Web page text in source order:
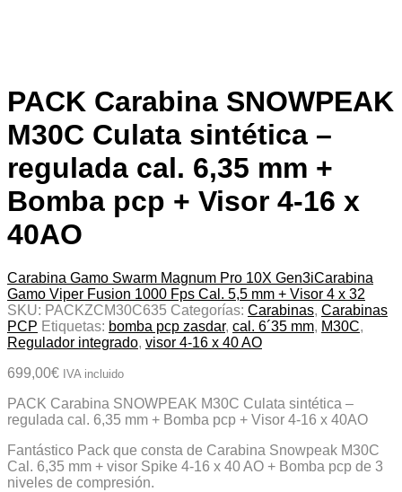
PACK Carabina SNOWPEAK
M30C Culata sintética –
regulada cal. 6,35 mm +
Bomba pcp + Visor 4-16 x
40AO
Carabina Gamo Swarm Magnum Pro 10X Gen3iCarabina
Gamo Viper Fusion 1000 Fps Cal. 5,5 mm + Visor 4 x 32
SKU: PACKZCM30C635 Categorías: Carabinas, Carabinas
PCP Etiquetas: bomba pcp zasdar, cal. 6´35 mm, M30C,
Regulador integrado, visor 4-16 x 40 AO
699,00€ IVA incluido
PACK Carabina SNOWPEAK M30C Culata sintética –
regulada cal. 6,35 mm + Bomba pcp + Visor 4-16 x 40AO
Fantástico Pack que consta de Carabina Snowpeak M30C
Cal. 6,35 mm + visor Spike 4-16 x 40 AO + Bomba pcp de 3
niveles de compresión.